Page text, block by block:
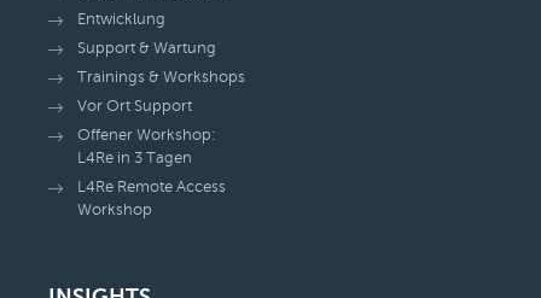
Entwicklung
Support & Wartung
Trainings & Workshops
Vor Ort Support
Offener Workshop:
L4Re in 3 Tagen
L4Re Remote Access
Workshop